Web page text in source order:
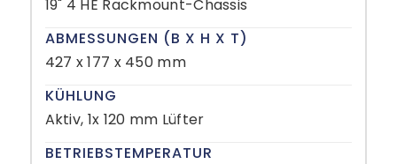
19" 4 HE Rackmount-Chassis
ABMESSUNGEN (B X H X T)
427 x 177 x 450 mm
KÜHLUNG
Aktiv, 1x 120 mm Lüfter
BETRIEBSTEMPERATUR